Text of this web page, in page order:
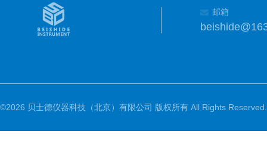
邮箱
©2026 贝士德仪器科技（北京）有限公司 版权所有 All Rights Reserved.